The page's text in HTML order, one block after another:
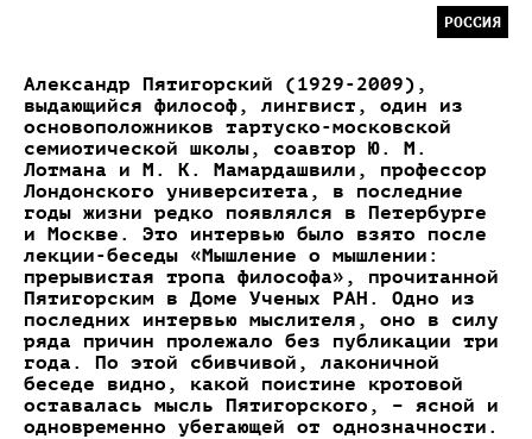
РОССИЯ
Александр Пятигорский (1929-2009),
выдающийся философ, лингвист, один из
основоположников тартуско-московской
семиотической школы, соавтор Ю. М.
Лотмана и М. К. Мамардашвили, профессор
Лондонского университета, в последние
годы жизни редко появлялся в Петербурге
и Москве. Это интервью было взято после
лекции-беседы «Мышление о мышлении:
прерывистая тропа философа», прочитанной
Пятигорским в Доме Ученых РАН. Одно из
последних интервью мыслителя, оно в силу
ряда причин пролежало без публикации три
года. По этой сбивчивой, лаконичной
беседе видно, какой поистине кротовой
оставалась мысль Пятигорского, – ясной и
одновременно убегающей от однозначности.